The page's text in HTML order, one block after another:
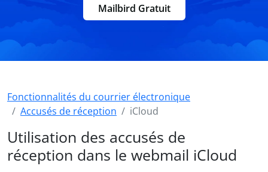
Mailbird Gratuit
Fonctionnalités du courrier électronique
Accusés de réception
iCloud
Utilisation des accusés de
réception dans le webmail iCloud